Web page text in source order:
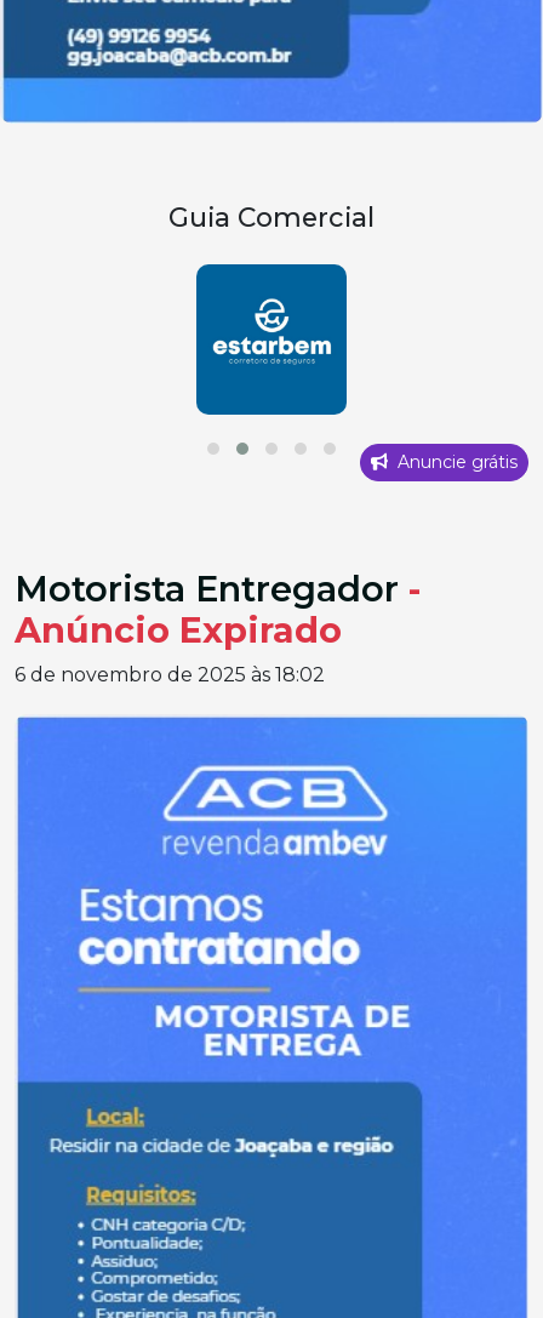
Guia Comercial
Anuncie grátis
Motorista Entregador -
Anúncio Expirado
6 de novembro de 2025 às 18:02